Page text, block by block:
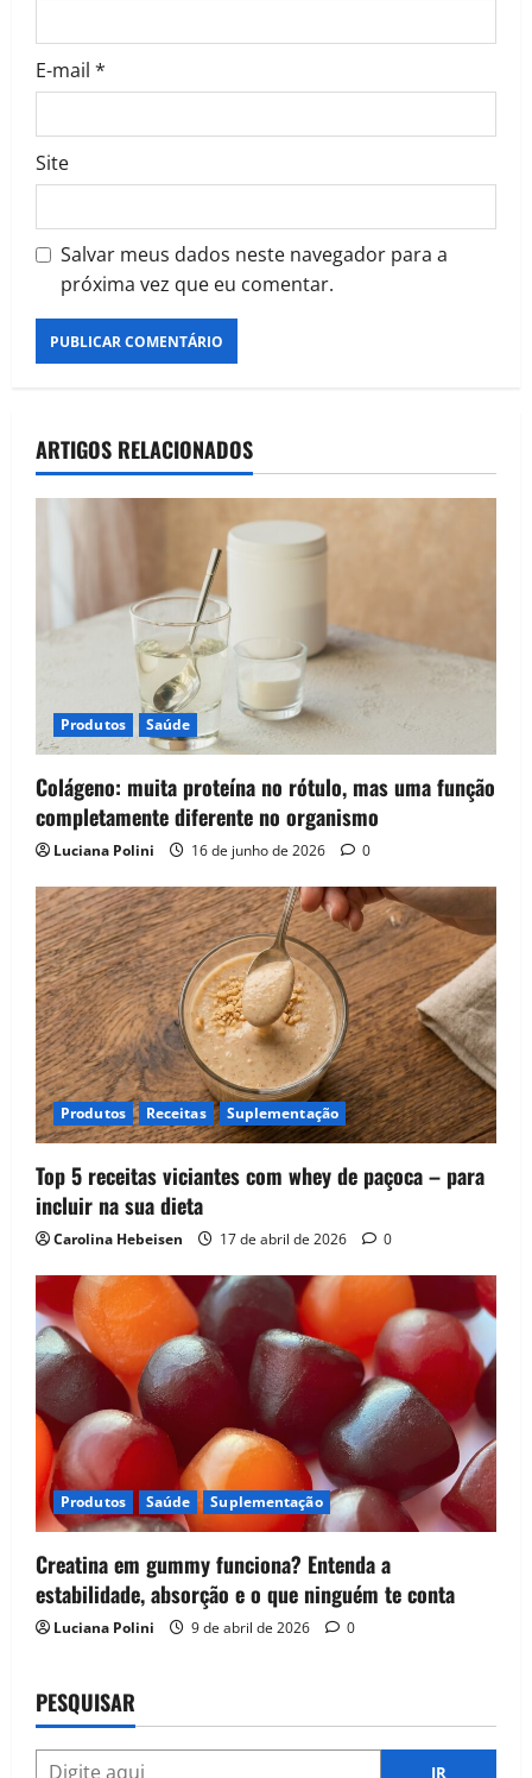
E-mail *
Site
Salvar meus dados neste navegador para a
próxima vez que eu comentar.
ARTIGOS RELACIONADOS
Produtos Saúde
Colágeno: muita proteína no rótulo, mas uma função
completamente diferente no organismo
Luciana Polini 16 de junho de 2026 0
Produtos Receitas Suplementação
Top 5 receitas viciantes com whey de paçoca – para
incluir na sua dieta
Carolina Hebeisen 17 de abril de 2026 0
Produtos Saúde Suplementação
Creatina em gummy funciona? Entenda a
estabilidade, absorção e o que ninguém te conta
Luciana Polini 9 de abril de 2026 0
PESQUISAR
IR